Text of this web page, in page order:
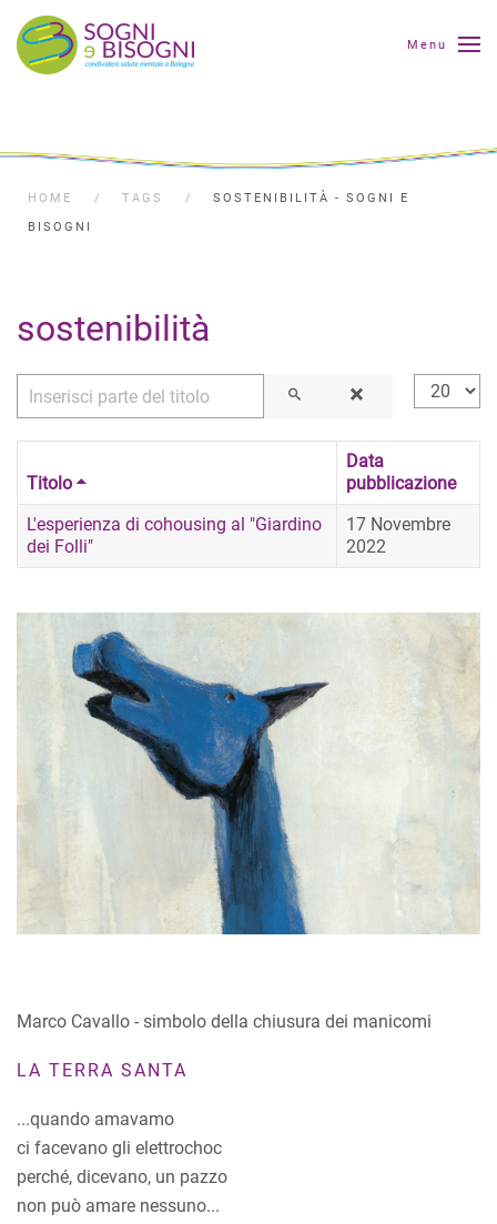
Menu
HOME TAGS
SOSTENIBILITÀ - SOGNI E
BISOGNI
sostenibilità
Inserisci parte del titolo
Titolo
Data
pubblicazione
L'esperienza di cohousing al "Giardino
dei Folli"
17 Novembre
2022
Marco Cavallo - simbolo della chiusura dei manicomi
LA TERRA SANTA
...quando amavamo
ci facevano gli elettrochoc
perché, dicevano, un pazzo
non può amare nessuno...